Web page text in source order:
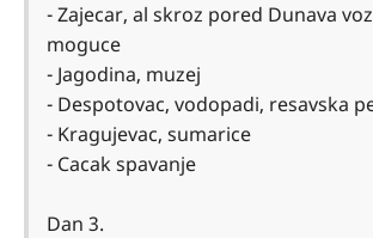
- Zajecar, al skroz pored Dunava
moguce
- Jagodina, muzej
- Despotovac, vodopadi, resavska
- Kragujevac, sumarice
- Cacak spavanje
Dan 3.